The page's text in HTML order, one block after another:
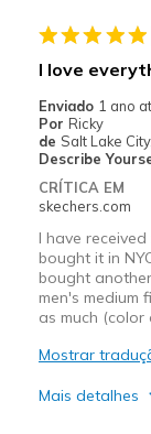
Casual Wear
Width
Sizing
I love
Enviado 1 ano
Por Ricky
de Salt Lake
Describe
CRÍTICA EM
skechers.com
I have
bought it in
bought
men's medium
as much (color
Mostrar
Mais detalhes